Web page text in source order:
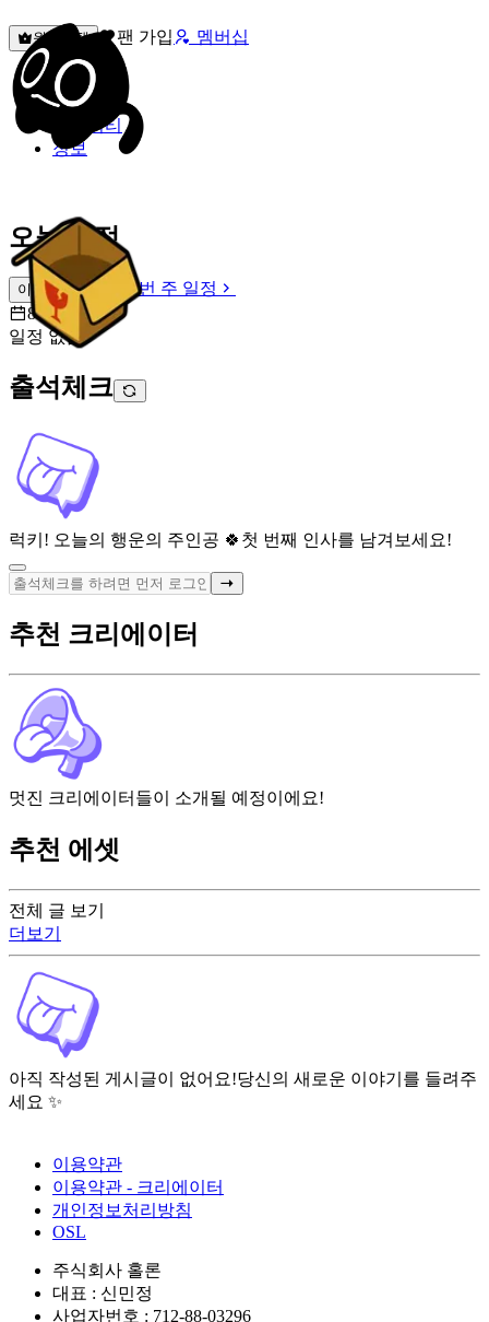
원픽선택 팬 가입 멤버십
밐타운
피드
커뮤니티
정보
오늘 일정
이번 주 일정
이번 주 일정
8월 9일 [일]
일정 없음
출석체크
럭키! 오늘의 행운의 주인공 🍀 첫 번째 인사를 남겨보세요!
전체 글 보기
더보기
아직 작성된 게시글이 없어요!당신의 새로운 이야기를 들려주
세요 ✨
추천 크리에이터
멋진 크리에이터들이 소개될 예정이에요!
추천 에셋
이용약관
이용약관 - 크리에이터
개인정보처리방침
OSL
주식회사 홀론
대표 : 신민정
사업자번호 : 712-88-03296